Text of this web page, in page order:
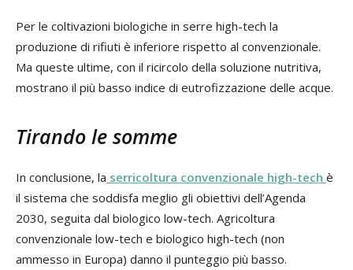
Per le coltivazioni biologiche in serre high-tech la
produzione di rifiuti è inferiore rispetto al convenzionale.
Ma queste ultime, con il ricircolo della soluzione nutritiva,
mostrano il più basso indice di eutrofizzazione delle acque.
Tirando le somme
In conclusione, la serricoltura convenzionale high-tech è
il sistema che soddisfa meglio gli obiettivi dell’Agenda
2030, seguita dal biologico low-tech. Agricoltura
convenzionale low-tech e biologico high-tech (non
ammesso in Europa) danno il punteggio più basso.